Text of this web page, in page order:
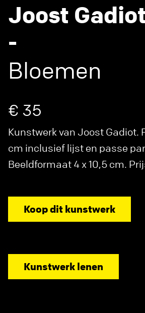
Joost
-
Bloemen
€ 35
Kunstwerk van Joost Gadiot.
cm inclusief lijst en passe
Beeldformaat 4 x 10,5 cm.
Koop dit kunstwerk
Kunstwerk lenen